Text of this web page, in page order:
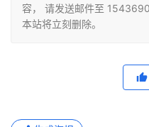
容， 请发送邮件至
本站将立刻删除。